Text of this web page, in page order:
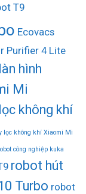
T9
Ecovacs
Purifier 4 Lite
hình
Mi
không khí
lọc không khí Xiaomi Mi
công nghiệp kuka
robot hút
Turbo robot